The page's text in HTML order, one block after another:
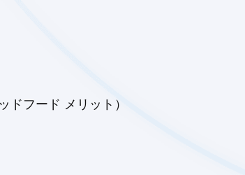
フード メリット）